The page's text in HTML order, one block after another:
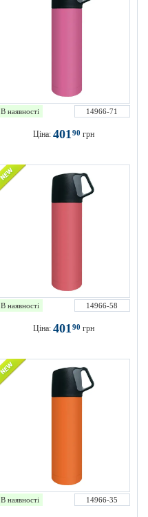
В наявності 14966-71
Ціна: 40190 грн
В наявності 14966-58
Ціна: 40190 грн
В наявності 14966-35